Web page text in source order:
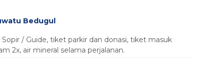
Bedugul
Sopir / Guide, tiket parkir dan donasi, tiket masuk
2x, air mineral selama perjalanan.